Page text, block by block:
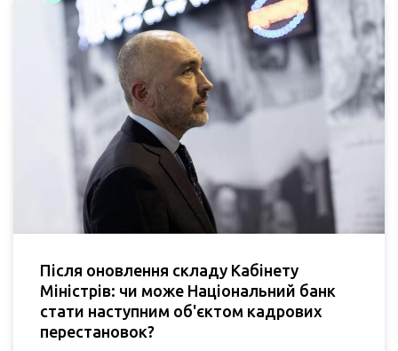
Після оновлення складу Кабінету
Міністрів: чи може Національний банк
стати наступним об'єктом кадрових
перестановок?